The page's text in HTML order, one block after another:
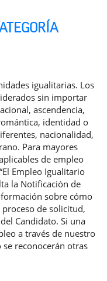
igualitarias. Los
sin importar
ascendencia,
identidad o
nacionalidad,
Para mayores
de empleo
Empleo Igualitario
la Notificación de
sobre cómo
de solicitud,
Candidato. Si una
a través de nuestro
reconocerán otras